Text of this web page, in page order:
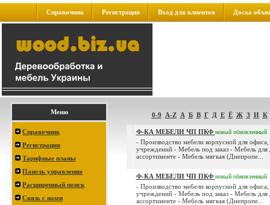
Справочник Регистрация Вход для клиентов Доска
Меню
Справочник
Регистрация
Тарифные планы
Панель управления
Расширенный поиск
Связь с нами
0-9 A-Z А Б В Г Д Е Ё Ж З И К
Ф-КА МЕБЕЛИ ЧП ПКФ новый обновленный
- Производство мебели корпусной для
учреждений - Мебель под заказ - Мебель для
ассортименте - Мебель мягкая (Днепропе...
Ф-КА МЕБЕЛИ ЧП ПКФ новый обновленный
- Производство мебели корпусной для
учреждений - Мебель под заказ - Мебель для
ассортименте - Мебель мягкая (Днепропе...